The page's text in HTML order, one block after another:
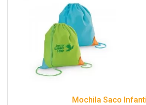
Mochila Saco